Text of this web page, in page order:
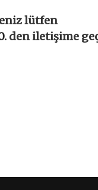
lütfen
den iletişime